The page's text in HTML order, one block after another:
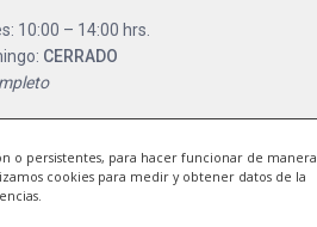
o persistentes, para hacer funcionar de manera
cookies para medir y obtener datos de la
10:00 – 14:00 hrs.
CERRADO